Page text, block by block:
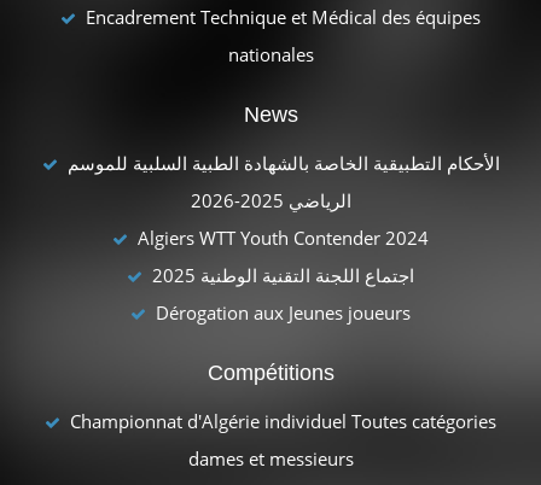
Encadrement Technique et Médical des équipes
nationales
News
الأحكام التطبيقية الخاصة بالشهادة الطبية السلبية للموسم
الرياضي 2025-2026
Algiers WTT Youth Contender 2024
اجتماع اللجنة التقنية الوطنية 2025
Dérogation aux Jeunes joueurs
Compétitions
Championnat d'Algérie individuel Toutes catégories
dames et messieurs